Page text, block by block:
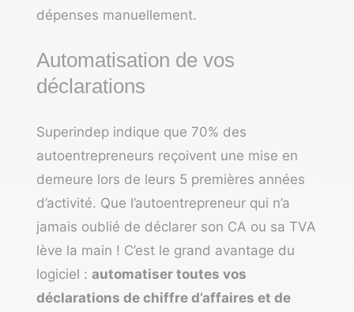
dépenses manuellement.
Automatisation de vos
déclarations
Superindep indique que 70% des
autoentrepreneurs reçoivent une mise en
demeure lors de leurs 5 premières années
d’activité. Que l’autoentrepreneur qui n’a
jamais oublié de déclarer son CA ou sa TVA
lève la main ! C’est le grand avantage du
logiciel : automatiser toutes vos
déclarations de chiffre d’affaires et de